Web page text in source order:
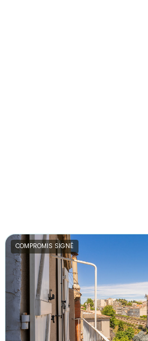
COMPROMIS SIGNÉ